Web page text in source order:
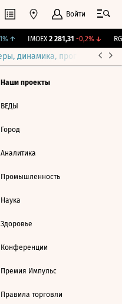
Войти
↑ IMOEX 2 281,31 -0,2%↓
динамика, прогнозы
Наши проекты
ВЕДЫ
Город
Аналитика
Промышленность
Наука
Здоровье
Конференции
Премия Импульс
Правила торговли